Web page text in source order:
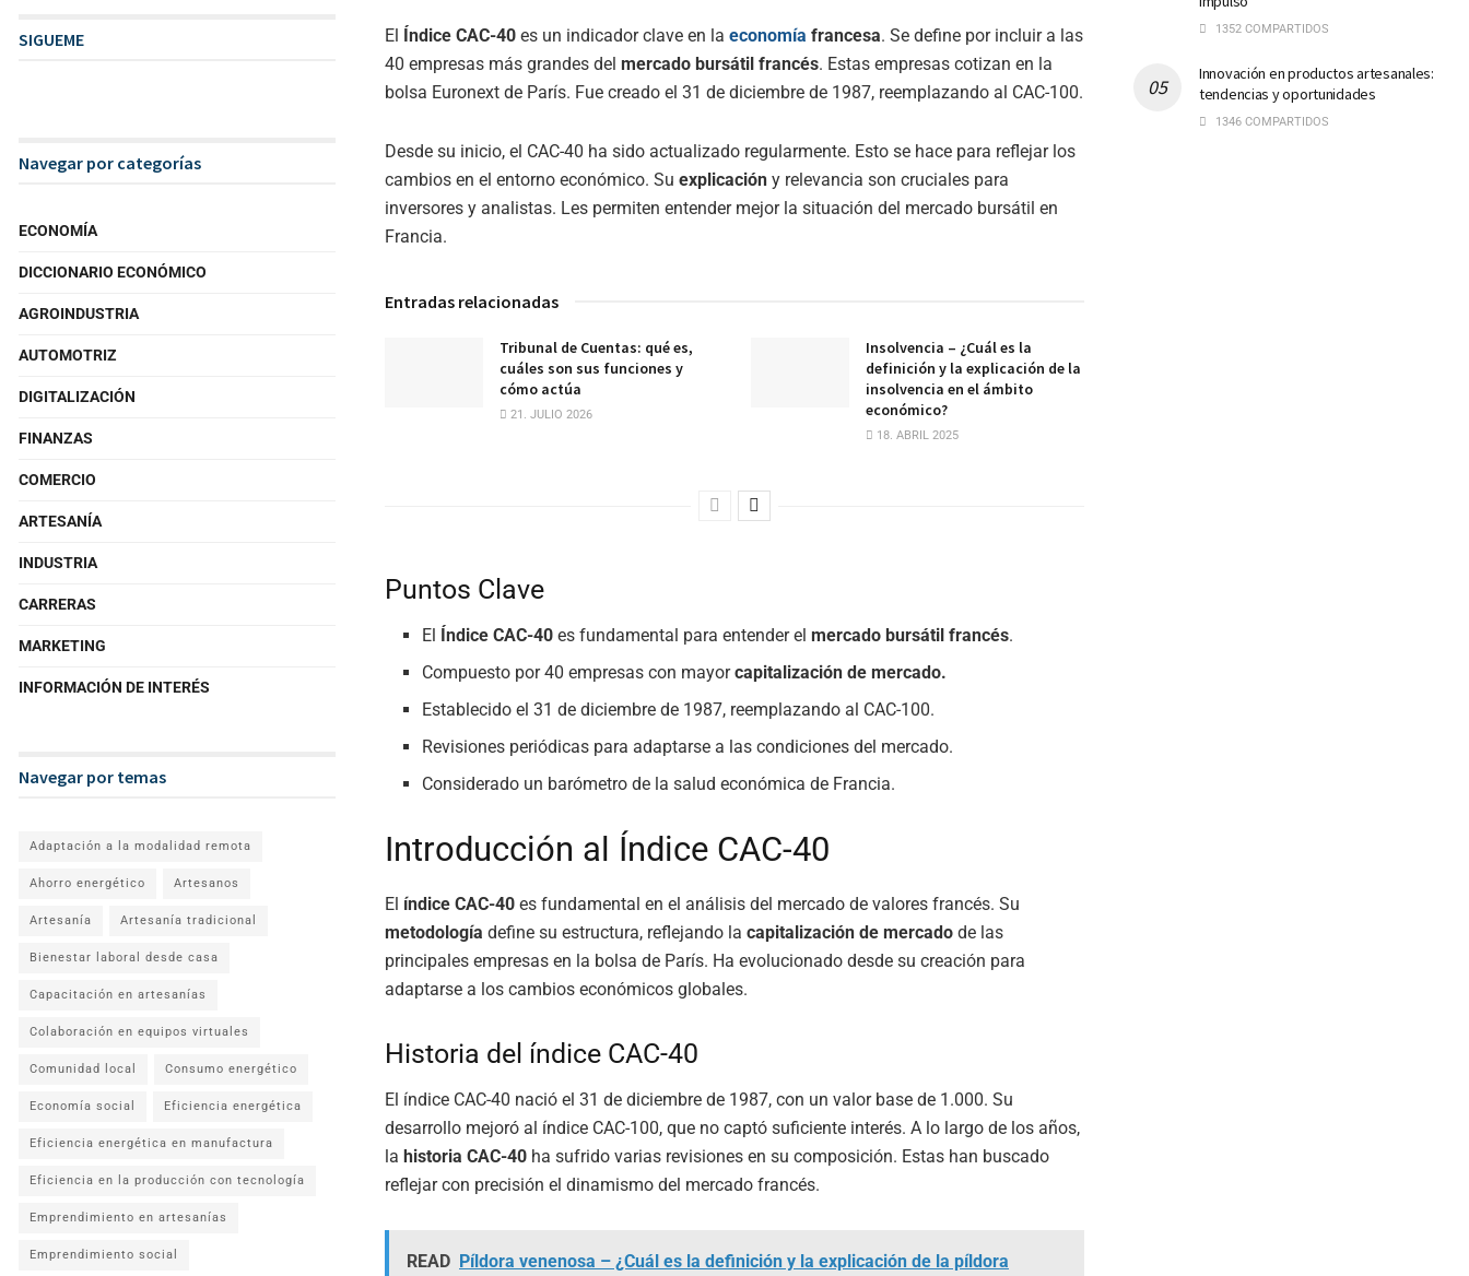
El Índice CAC-40 es un indicador clave en la economía francesa. Se define por incluir a las
40 empresas más grandes del mercado bursátil francés. Estas empresas cotizan en la
bolsa Euronext de París. Fue creado el 31 de diciembre de 1987, reemplazando al CAC-100.
Desde su inicio, el CAC-40 ha sido actualizado regularmente. Esto se hace para reflejar los
cambios en el entorno económico. Su explicación y relevancia son cruciales para
inversores y analistas. Les permiten entender mejor la situación del mercado bursátil en
Francia.
Entradas relacionadas
Tribunal de Cuentas: qué es,
cuáles son sus funciones y
cómo actúa
21. JULIO 2026
Insolvencia – ¿Cuál es la
definición y la explicación de la
insolvencia en el ámbito
económico?
18. ABRIL 2025
Puntos Clave
El Índice CAC-40 es fundamental para entender elmercado bursátil francés.
Compuesto por 40 empresas con mayorcapitalización de mercado.
Establecido el 31 de diciembre de 1987, reemplazando al CAC-100.
Revisiones periódicas para adaptarse a las condiciones del mercado.
Considerado un barómetro de la salud económica de Francia.
Introducción al Índice CAC-40
El índice CAC-40 es fundamental en el análisis del mercado de valores francés. Su
metodología define su estructura, reflejando la capitalización de mercado de las
principales empresas en la bolsa de París. Ha evolucionado desde su creación para
adaptarse a los cambios económicos globales.
Historia del índice CAC-40
El índice CAC-40 nació el 31 de diciembre de 1987, con un valor base de 1.000. Su
desarrollo mejoró al índice CAC-100, que no captó suficiente interés. A lo largo de los años,
la historia CAC-40 ha sufrido varias revisiones en su composición. Estas han buscado
reflejar con precisión el dinamismo del mercado francés.
READ Píldora venenosa – ¿Cuál es la definición y la explicación de la píldora
SIGUEME
Navegar por categorías
ECONOMÍA
DICCIONARIO ECONÓMICO
AGROINDUSTRIA
AUTOMOTRIZ
DIGITALIZACIÓN
FINANZAS
COMERCIO
ARTESANÍA
INDUSTRIA
CARRERAS
MARKETING
INFORMACIÓN DE INTERÉS
Navegar por temas
Adaptación a la modalidad remota
Ahorro energético Artesanos
Artesanía Artesanía tradicional
Bienestar laboral desde casa
Capacitación en artesanías
Colaboración en equipos virtuales
Comunidad local Consumo energético
Economía social Eficiencia energética
Eficiencia energética en manufactura
Eficiencia en la producción con tecnología
Emprendimiento en artesanías
Emprendimiento social
1352 COMPARTIDOS
Innovación en productos artesanales:
tendencias y oportunidades
1346 COMPARTIDOS